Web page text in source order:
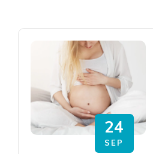
24
SEP